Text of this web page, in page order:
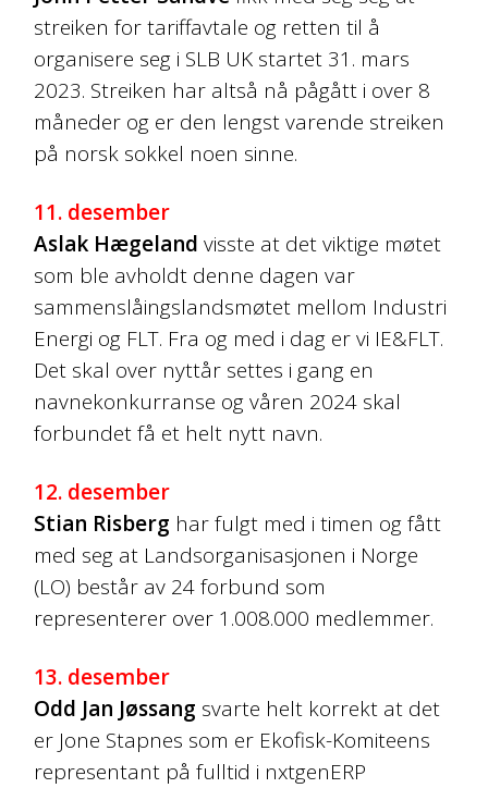
streiken for tariffavtale og retten til å
organisere seg i SLB UK startet 31. mars
2023. Streiken har altså nå pågått i over 8
måneder og er den lengst varende streiken
på norsk sokkel noen sinne.
11. desember
Aslak Hægeland visste at det viktige møtet
som ble avholdt denne dagen var
sammenslåingslandsmøtet mellom Industri
Energi og FLT. Fra og med i dag er vi IE&FLT.
Det skal over nyttår settes i gang en
navnekonkurranse og våren 2024 skal
forbundet få et helt nytt navn.
12. desember
Stian Risberg har fulgt med i timen og fått
med seg at Landsorganisasjonen i Norge
(LO) består av 24 forbund som
representerer over 1.008.000 medlemmer.
13. desember
Odd Jan Jøssang svarte helt korrekt at det
er Jone Stapnes som er Ekofisk-Komiteens
representant på fulltid i nxtgenERP